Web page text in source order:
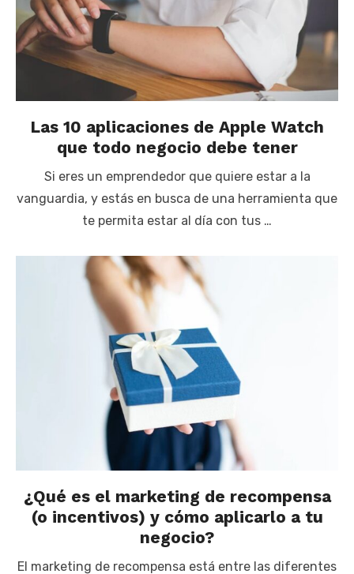
Las 10 aplicaciones de Apple Watch
que todo negocio debe tener
Si eres un emprendedor que quiere estar a la
vanguardia, y estás en busca de una herramienta que
te permita estar al día con tus …
¿Qué es el marketing de recompensa
(o incentivos) y cómo aplicarlo a tu
negocio?
El marketing de recompensa está entre las diferentes